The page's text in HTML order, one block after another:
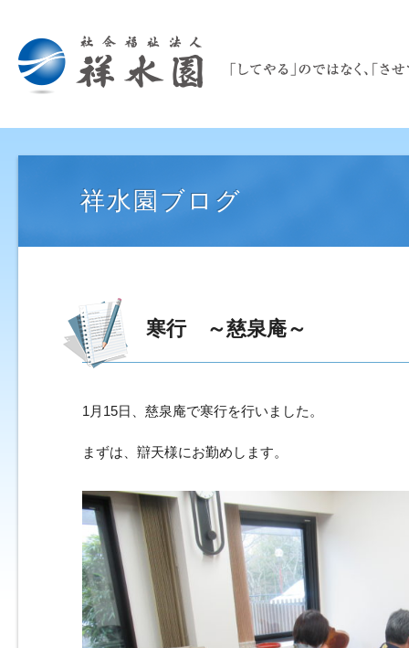
祥水園ブログ
寒行 ～慈泉庵～
1月15日、慈泉庵で寒行を行いました。
まずは、辯天様にお勤めします。